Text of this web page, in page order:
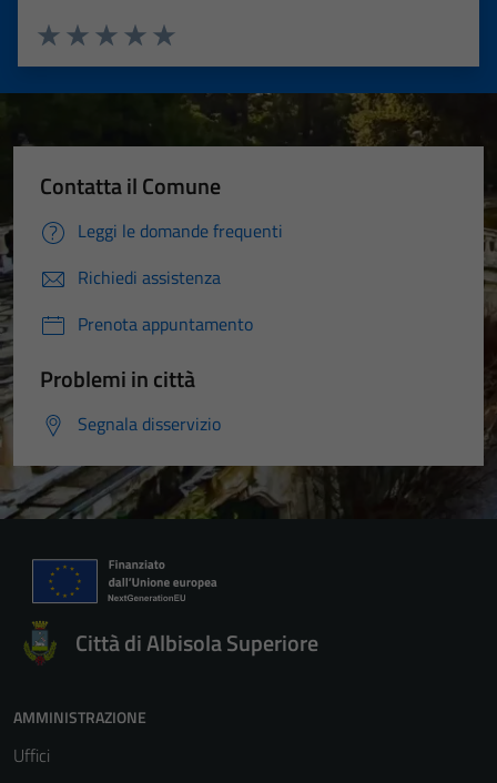
Valuta 5 stelle su 5
Valuta 4 stelle su 5
Valuta 3 stelle su 5
Valuta 2 stelle su 5
Valuta 1 stelle su 5
Contatta il Comune
Leggi le domande frequenti
Richiedi assistenza
Prenota appuntamento
Problemi in città
Segnala disservizio
Città di Albisola Superiore
AMMINISTRAZIONE
Uffici